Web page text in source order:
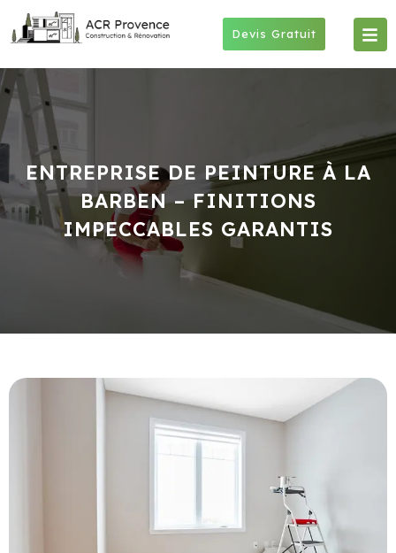
Devis Gratuit
ENTREPRISE DE PEINTURE À LA
BARBEN – FINITIONS
IMPECCABLES GARANTIS